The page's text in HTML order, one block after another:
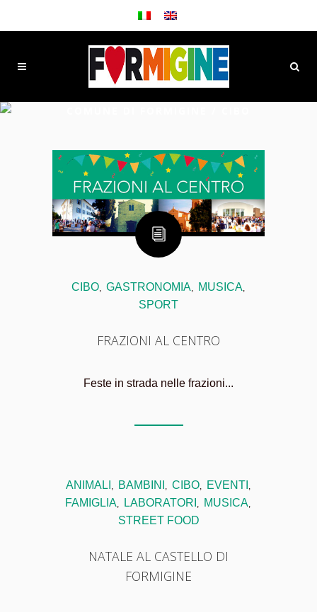
CIBO, GASTRONOMIA, MUSICA,
SPORT
FRAZIONI AL CENTRO
Feste in strada nelle frazioni...
ANIMALI , BAMBINI , CIBO, EVENTI ,
FAMIGLIA, LABORATORI , MUSICA,
STREET FOOD
NATALE AL CASTELLO DI
FORMIGINE